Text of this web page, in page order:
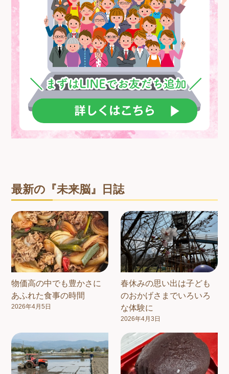
最新の『未来脳』日誌
物価高の中でも豊かさに
あふれた食事の時間
2026年4月5日
春休みの思い出は子ども
のおかげさまでいろいろ
な体験に
2026年4月3日